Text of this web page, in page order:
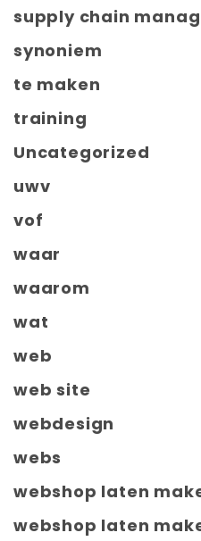
supply chain
synoniem
te maken
training
Uncategorized
uwv
vof
waar
waarom
wat
web
web site
webdesign
webs
webshop laten
webshop laten